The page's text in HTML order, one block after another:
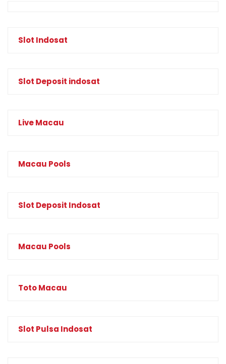
Slot Indosat
Slot Deposit indosat
Live Macau
Macau Pools
Slot Deposit Indosat
Macau Pools
Toto Macau
Slot Pulsa Indosat